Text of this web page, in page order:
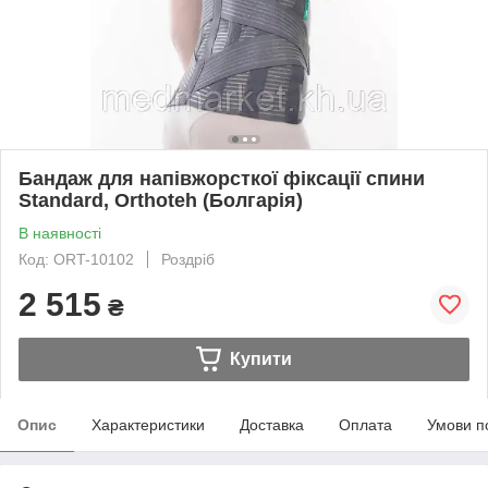
Бандаж для напівжорсткої фіксації спини
Standard, Orthoteh (Болгарія)
В наявності
Код: ORT-10102
Роздріб
2 515 ₴
Купити
Опис Характеристики Доставка Оплата Умови